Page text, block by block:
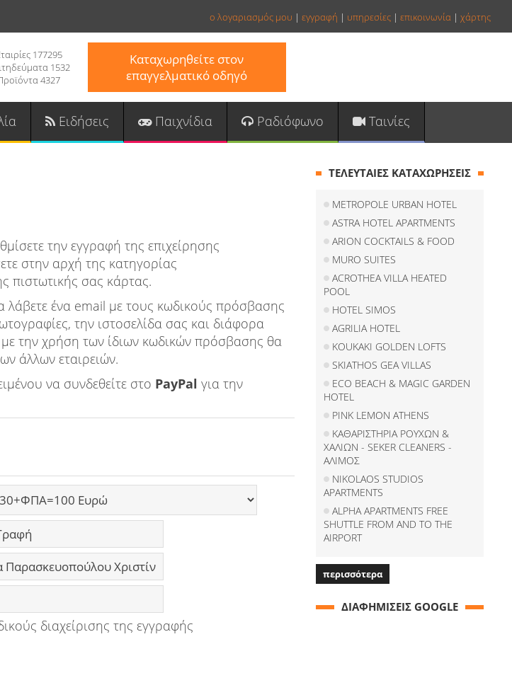
ο λογαριασμός μου | εγγραφή | υπηρεσίες | επικοινωνία | χάρτης
177295
1532
4327
Καταχωρηθείτε στον
επαγγελματικό οδηγό
Ειδήσεις Παιχνίδια Ραδιόφωνο Ταινίες
την εγγραφή της επιχείρησης
στην αρχή της κατηγορίας
σας κάρτας.
λάβετε ένα email με τους κωδικούς πρόσβασης
την ιστοσελίδα σας και διάφορα
με την χρήση των ίδιων κωδικών πρόσβασης θα
άλλων εταιρειών.
να συνδεθείτε στο PayPal για την
διαχείρισης της εγγραφής
ΤΕΛΕΥΤΑΙΕΣ ΚΑΤΑΧΩΡΗΣΕΙΣ
METROPOLE URBAN HOTEL
ASTRA HOTEL APARTMENTS
ARION COCKTAILS & FOOD
MURO SUITES
ACROTHEA VILLA HEATED
POOL
HOTEL SIMOS
AGRILIA HOTEL
KOUKAKI GOLDEN LOFTS
SKIATHOS GEA VILLAS
ECO BEACH & MAGIC GARDEN
HOTEL
PINK LEMON ATHENS
ΚΑΘΑΡΙΣΤΗΡΙΑ ΡΟΥΧΩΝ &
ΧΑΛΙΩΝ - SEKER CLEANERS -
ΑΛΙΜΟΣ
NIKOLAOS STUDIOS
APARTMENTS
ALPHA APARTMENTS FREE
SHUTTLE FROM AND TO THE
AIRPORT
περισσότερα
ΔΙΑΦΗΜΙΣΕΙΣ GOOGLE